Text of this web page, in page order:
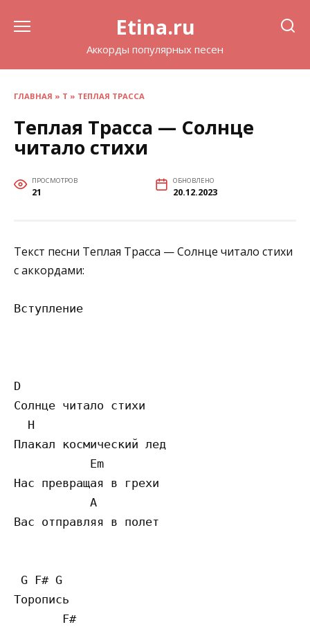
Etina.ru
Аккорды популярных песен
ГЛАВНАЯ » Т » ТЕПЛАЯ ТРАССА
Теплая Трасса — Солнце
читало стихи
ПРОСМОТРОВ
21
ОБНОВЛЕНО
20.12.2023
Текст песни Теплая Трасса — Солнце читало стихи
с аккордами:
Вступление
D
Солнце читало стихи
  H
Плакал космический лед
           Em
Нас превращая в грехи
           A
Вас отправляя в полет
G F# G
Торопись
       F#